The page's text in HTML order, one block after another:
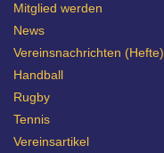
Mitglied werden
News
Vereinsnachrichten (Hefte)
Handball
Rugby
Tennis
Vereinsartikel